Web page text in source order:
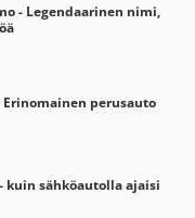
- Legendaarinen nimi,
Erinomainen perusauto
kuin sähköautolla ajaisi